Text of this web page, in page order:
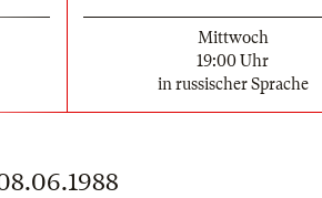
Mittwoch
19:00 Uhr
in russischer Sprache